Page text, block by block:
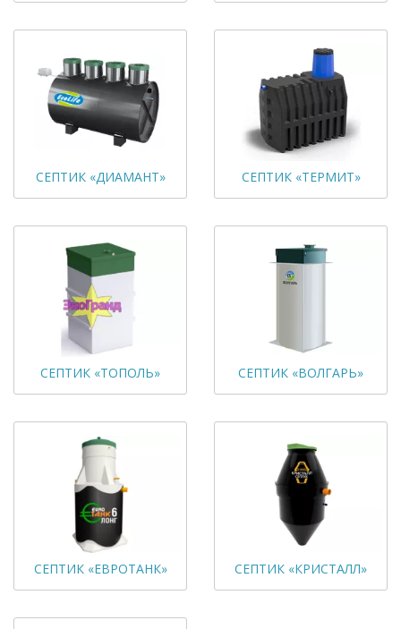
СЕПТИК «ДИАМАНТ» СЕПТИК «ТЕРМИТ»
СЕПТИК «ТОПОЛЬ» СЕПТИК «ВОЛГАРЬ»
СЕПТИК «ЕВРОТАНК» СЕПТИК «КРИСТАЛЛ»